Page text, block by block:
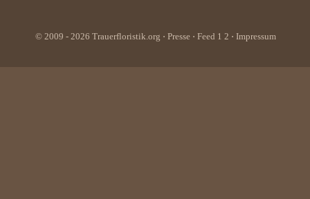
© 2009 - 2026 Trauerfloristik.org ⋅ Presse ⋅ Feed 1 2 ⋅ Impressum